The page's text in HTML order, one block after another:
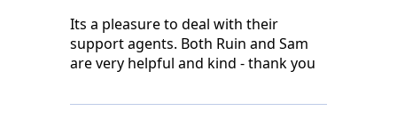
Its a pleasure to deal with their
support agents. Both Ruin and Sam
are very helpful and kind - thank you